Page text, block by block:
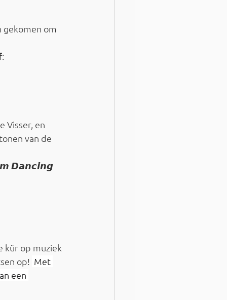
gekomen om
Visser, en
van de
𝘿𝙖𝙣𝙘𝙞𝙣𝙜
kür op muziek
op! Met
een